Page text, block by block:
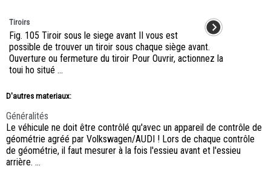
Tiroirs
Fig. 105 Tiroir sous le siege avant II vous est
possible de trouver un tiroir sous chaque siège avant.
Ouverture ou fermeture du tiroir Pour Ouvrir, actionnez la
toui ho situé ...
D'autres materiaux:
Généralités
Le véhicule ne doit être contrôlé qu'avec un appareil de contrôle de
géométrie agréé par Volkswagen/AUDI ! Lors de chaque contrôle
de géométrie, il faut mesurer à la fois l'essieu avant et l'essieu
arrière. ...